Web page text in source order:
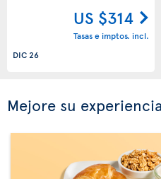
US $314
Tasas e imptos. incl.
DIC 26
Mejore su